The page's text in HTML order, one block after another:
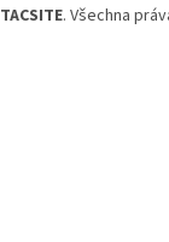
TACSITE. Všechna